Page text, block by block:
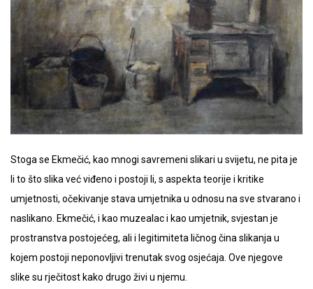
Stoga se Ekmečić, kao mnogi savremeni slikari u svijetu, ne pita je
li to što slika već viđeno i postoji li, s aspekta teorije i kritike
umjetnosti, očekivanje stava umjetnika u odnosu na sve stvarano i
naslikano. Ekmečić, i kao muzealac i kao umjetnik, svjestan je
prostranstva postojećeg, ali i legitimiteta ličnog čina slikanja u
kojem postoji neponovljivi trenutak svog osjećaja. Ove njegove
slike su rječitost kako drugo živi u njemu.